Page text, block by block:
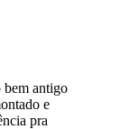
bem antigo
e
pra